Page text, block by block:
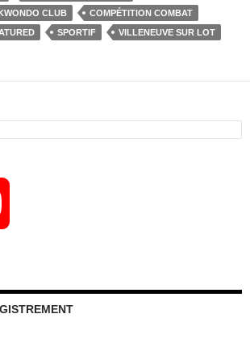
g
er
CLUB
COMPÉTITION COMBAT
SPORTIF VILLENEUVE SUR LOT
u